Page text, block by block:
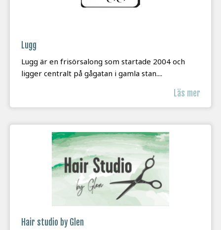
Lugg
Lugg är en frisörsalong som startade 2004 och
ligger centralt på gågatan i gamla stan....
Läs mer
Hair studio by Glen